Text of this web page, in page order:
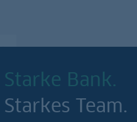
Starke Bank.
Starkes Team.